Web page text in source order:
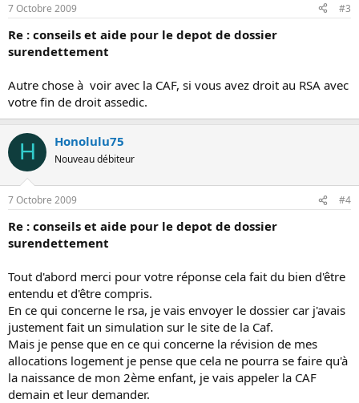
7 Octobre 2009 #3
Re : conseils et aide pour le depot de dossier
surendettement
Autre chose à voir avec la CAF, si vous avez droit au RSA avec
votre fin de droit assedic.
H Honolulu75
Nouveau débiteur
7 Octobre 2009 #4
Re : conseils et aide pour le depot de dossier
surendettement
Tout d'abord merci pour votre réponse cela fait du bien d'être
entendu et d'être compris.
En ce qui concerne le rsa, je vais envoyer le dossier car j'avais
justement fait un simulation sur le site de la Caf.
Mais je pense que en ce qui concerne la révision de mes
allocations logement je pense que cela ne pourra se faire qu'à
la naissance de mon 2ème enfant, je vais appeler la CAF
demain et leur demander.